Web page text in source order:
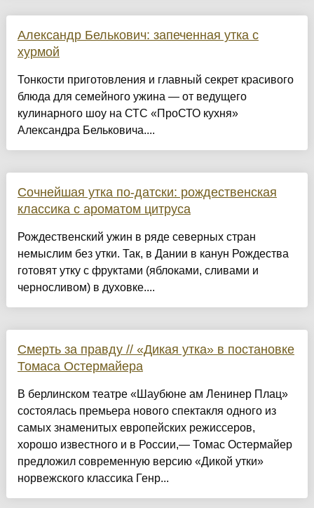
Александр Белькович: запеченная утка с
хурмой
Тонкости приготовления и главный секрет красивого
блюда для семейного ужина — от ведущего
кулинарного шоу на СТС «ПроСТО кухня»
Александра Бельковича....
Сочнейшая утка по-датски: рождественская
классика с ароматом цитруса
Рождественский ужин в ряде северных стран
немыслим без утки. Так, в Дании в канун Рождества
готовят утку с фруктами (яблоками, сливами и
черносливом) в духовке....
Смерть за правду // «Дикая утка» в постановке
Томаса Остермайера
В берлинском театре «Шаубюне ам Ленинер Плац»
состоялась премьера нового спектакля одного из
самых знаменитых европейских режиссеров,
хорошо известного и в России,— Томас Остермайер
предложил современную версию «Дикой утки»
норвежского классика Генр...